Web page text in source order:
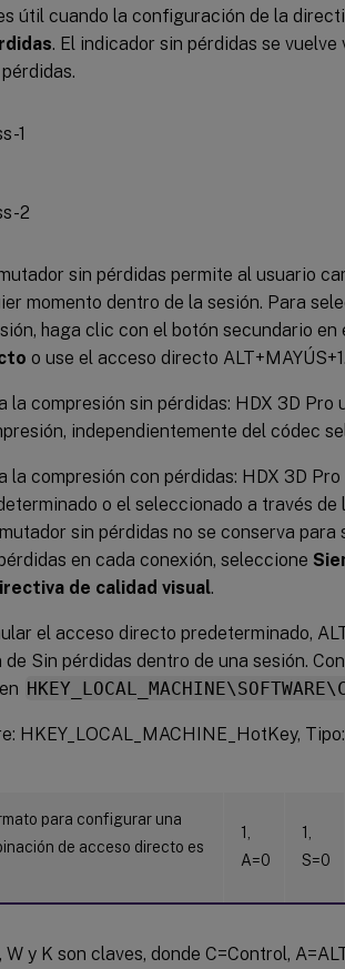
útil cuando la configuración de la
. El indicador sin pérdidas se
sin pérdidas permite al usuario
momento dentro de la sesión. Para
haga clic con el botón secundario en
o use el acceso directo ALT+MAYÚS+1.
la compresión sin pérdidas: HDX 3D
independientemente del códec
la compresión con pérdidas: HDX 3D
o el seleccionado a través
sin pérdidas no se conserva
en cada conexión, seleccione
de calidad visual.
el acceso directo predeterminado,
de Sin pérdidas dentro de una sesión.
HKEY_LOCAL_MACHINE_HotKey,
para configurar una
de acceso directo es
1,
A=0
1,
S=0
W y K son claves, donde C=Control,